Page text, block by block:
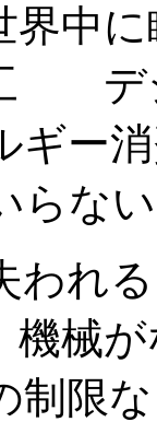
中に
デ
ギ
らない
われ
械が
制限